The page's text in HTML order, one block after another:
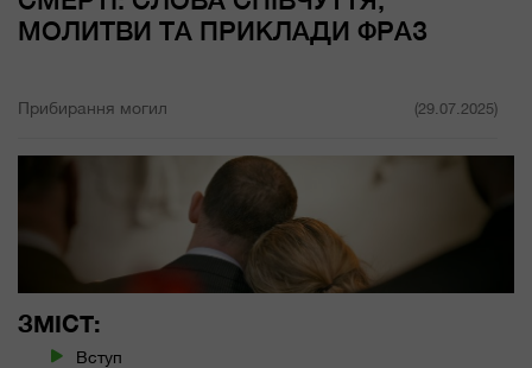
МОЛИТВИ ТА ПРИКЛАДИ ФРАЗ
Прибирання могил (29.07.2025)
ЗМІСТ:
Вступ